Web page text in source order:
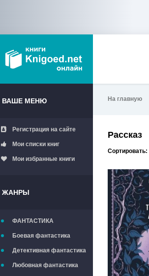
ВАШЕ МЕНЮ
Регистрация на сайте
Мои списки книг
Мои избранные книги
ЖАНРЫ
ФАНТАСТИКА
Боевая фантастика
Детективная фантастика
Любовная фантастика
На главную
Рассказ
Сортировать: